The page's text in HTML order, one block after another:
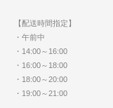
【配送時間指定】
・午前中
・14:00～16:00
・16:00～18:00
・18:00～20:00
・19:00～21:00